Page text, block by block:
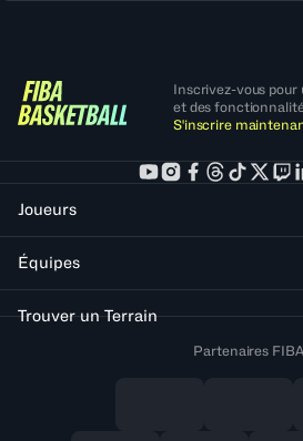
Inscrivez-vous pour
et des
S'inscrire
Joueurs
Équipes
Trouver un Terrain
Partenaires FIBA